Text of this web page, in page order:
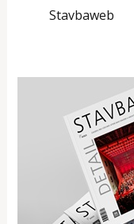
Stavbaweb